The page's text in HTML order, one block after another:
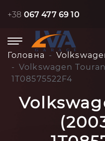
+38 067 477 69 10
Головна
Volkswagen
1T08575522F4